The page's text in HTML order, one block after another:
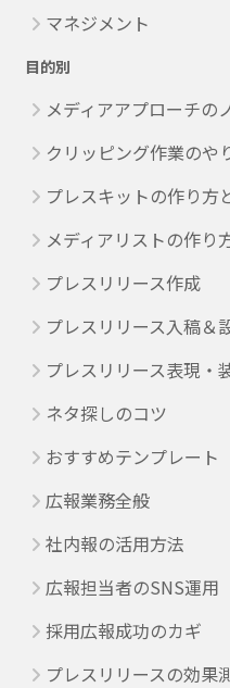
マネジメント
目的別
メディアアプローチの
クリッピング作業のや
プレスキットの作り方
メディアリストの作り
プレスリリース作成
プレスリリース入稿＆
プレスリリース表現・
ネタ探しのコツ
おすすめテンプレート
広報業務全般
社内報の活用方法
広報担当者のSNS運用
採用広報成功のカギ
プレスリリースの効果